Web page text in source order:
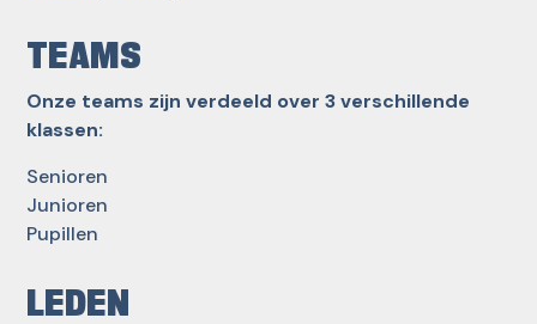
TEAMS
Onze teams zijn verdeeld over 3 verschillende
klassen:
Senioren
Junioren
Pupillen
LEDEN